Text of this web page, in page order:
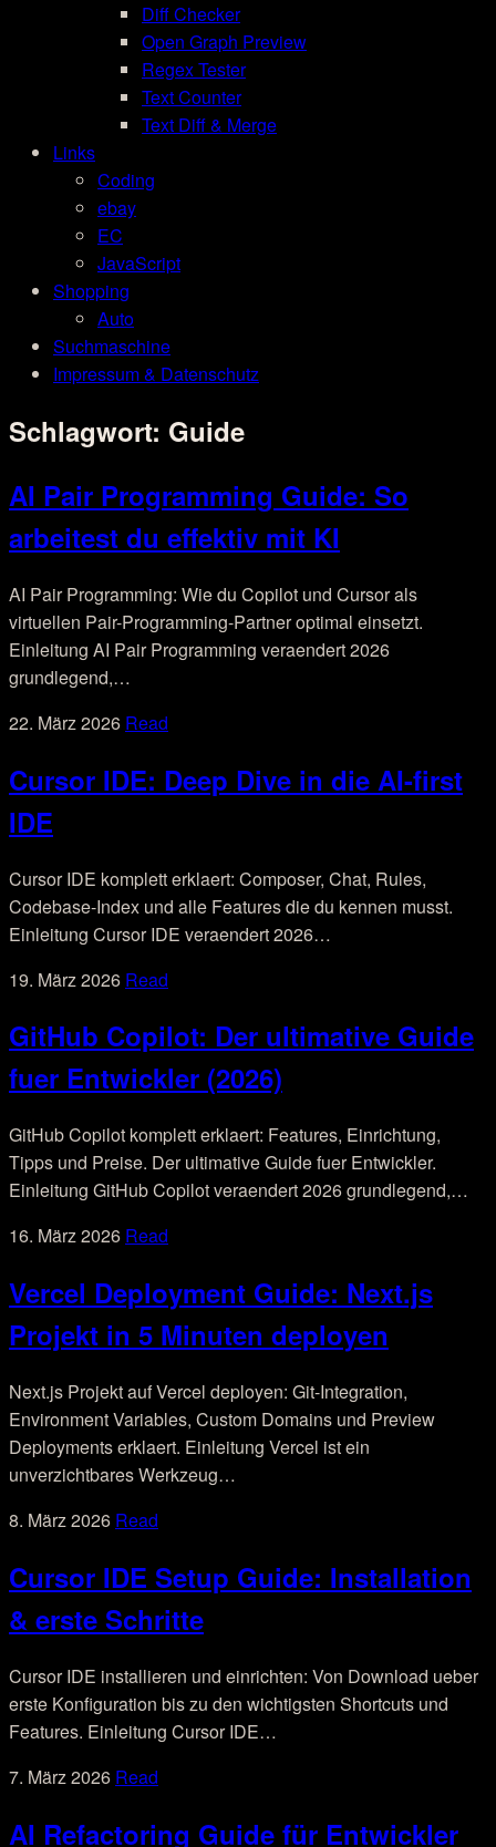
Diff Checker
Open Graph Preview
Regex Tester
Text Counter
Text Diff & Merge
Links
Coding
ebay
EC
JavaScript
Shopping
Auto
Suchmaschine
Impressum & Datenschutz
Schlagwort: Guide
AI Pair Programming Guide: So
arbeitest du effektiv mit KI
AI Pair Programming: Wie du Copilot und Cursor als
virtuellen Pair-Programming-Partner optimal einsetzt.
Einleitung AI Pair Programming veraendert 2026
grundlegend,…
22. März 2026 Read
Cursor IDE: Deep Dive in die AI-first
IDE
Cursor IDE komplett erklaert: Composer, Chat, Rules,
Codebase-Index und alle Features die du kennen musst.
Einleitung Cursor IDE veraendert 2026…
19. März 2026 Read
GitHub Copilot: Der ultimative Guide
fuer Entwickler (2026)
GitHub Copilot komplett erklaert: Features, Einrichtung,
Tipps und Preise. Der ultimative Guide fuer Entwickler.
Einleitung GitHub Copilot veraendert 2026 grundlegend,…
16. März 2026 Read
Vercel Deployment Guide: Next.js
Projekt in 5 Minuten deployen
Next.js Projekt auf Vercel deployen: Git-Integration,
Environment Variables, Custom Domains und Preview
Deployments erklaert. Einleitung Vercel ist ein
unverzichtbares Werkzeug…
8. März 2026 Read
Cursor IDE Setup Guide: Installation
& erste Schritte
Cursor IDE installieren und einrichten: Von Download ueber
erste Konfiguration bis zu den wichtigsten Shortcuts und
Features. Einleitung Cursor IDE…
7. März 2026 Read
AI Refactoring Guide für Entwickler